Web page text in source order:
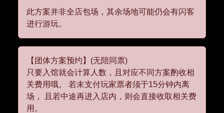
此方案并非全店包场，其余场地可能仍会有闪客
进行游玩。
【团体方案预约】(无陪同票)
只要入馆就会计算人数，且对应不同方案酌收相
关费用哦。 若未支付玩家票者须于15分钟内离
场， 且若中途再进入店内，则会直接收取相关费
用。